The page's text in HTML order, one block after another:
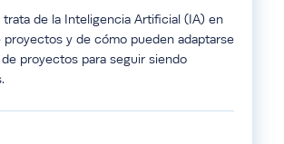
de la Inteligencia Artificial (IA) en
proyectos y de cómo pueden adaptarse
proyectos para seguir siendo